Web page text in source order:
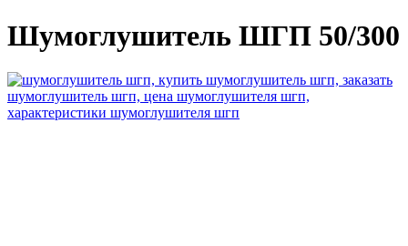
Шумоглушитель ШГП 50/300